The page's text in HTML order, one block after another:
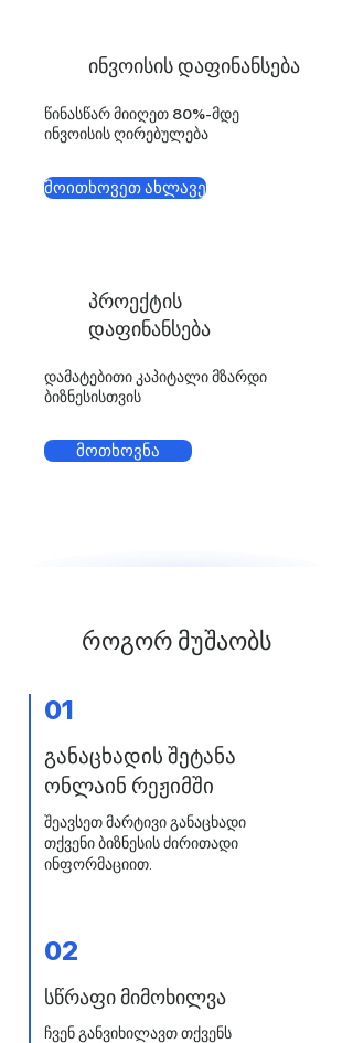
ინვოისის დაფინანსება
წინასწარ მიიღეთ 80%-მდე
ინვოისის ღირებულება
მოითხოვეთ ახლავე
პროექტის
დაფინანსება
დამატებითი კაპიტალი მზარდი
ბიზნესისთვის
მოთხოვნა
როგორ მუშაობს
01
განაცხადის შეტანა
ონლაინ რეჟიმში
შეავსეთ მარტივი განაცხადი
თქვენი ბიზნესის ძირითადი
ინფორმაციით.
02
სწრაფი მიმოხილვა
ჩვენ განვიხილავთ თქვენს